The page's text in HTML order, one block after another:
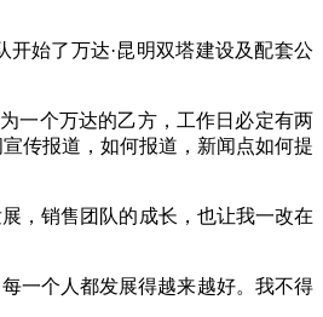
始了万达·昆明双塔建设及配套公
一个万达的乙方，工作日必定有两
传报道，如何报道，新闻点如何提
，销售团队的成长，也让我一改在
一个人都发展得越来越好。我不得